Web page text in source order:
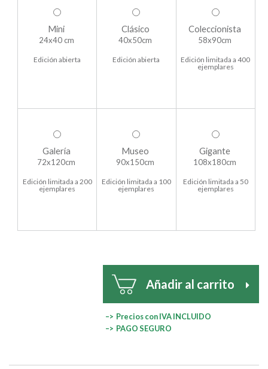
Mini
24x40 cm
Edición abierta
Clásico
40x50cm
Edición abierta
Coleccionista
58x90cm
Edición limitada a 400
ejemplares
Galería
72x120cm
Edición limitada a 200
ejemplares
Museo
90x150cm
Edición limitada a 100
ejemplares
Gigante
108x180cm
Edición limitada a 50
ejemplares
Añadir al carrito
–> Precios con IVA INCLUIDO
–> PAGO SEGURO